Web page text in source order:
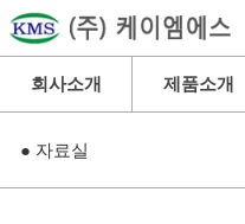
회사소개 제품소개
● 자료실